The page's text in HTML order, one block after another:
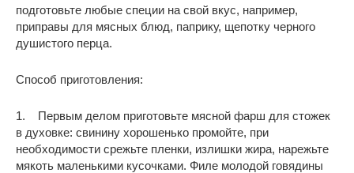
подготовьте любые специи на свой вкус, например,
приправы для мясных блюд, паприку, щепотку черного
душистого перца.
Способ приготовления:
1. Первым делом приготовьте мясной фарш для стожек
в духовке: свинину хорошенько промойте, при
необходимости срежьте пленки, излишки жира, нарежьте
мякоть маленькими кусочками. Филе молодой говядины